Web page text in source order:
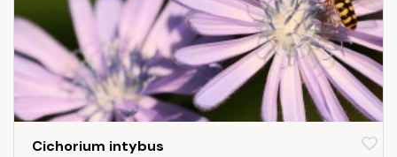
Cichorium intybus